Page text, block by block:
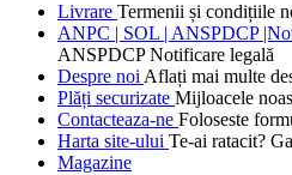
Livrare Termenii și condițiile
ANPC | SOL | ANSPDCP
ANSPDCP Notificare legală
Despre noi Aflați mai multe
Plăți securizate Mijloacele
Contacteaza-ne Foloseste
Harta site-ului Te-ai ratacit?
Magazine